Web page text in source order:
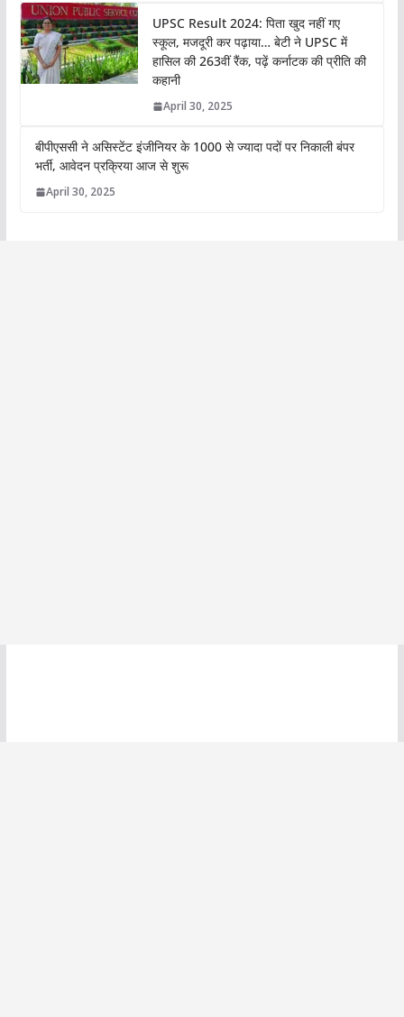
UPSC Result 2024: पिता खुद नहीं गए
स्कूल, मजदूरी कर पढ़ाया… बेटी ने UPSC में
हासिल की 263वीं रैंक, पढ़ें कर्नाटक की प्रीति की
कहानी
April 30, 2025
बीपीएससी ने असिस्टेंट इंजीनियर के 1000 से ज्यादा पदों पर निकाली बंपर
भर्ती, आवेदन प्रक्रिया आज से शुरू
April 30, 2025